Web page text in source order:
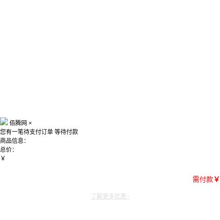
佰腾网 ×
您有一笔待支付订单 等待付款
商品信息：
总价：
￥
需付款￥
了解更多优惠~